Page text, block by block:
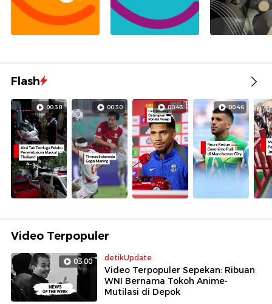
Flash
00:38 00:30 00:43 00:46
Video Terpopuler
03:00 detikUpdate
Video Terpopuler Sepekan: Ribuan
WNI Bernama Tokoh Anime-
Mutilasi di Depok